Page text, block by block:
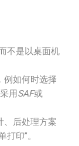
不是以桌面机
例如何时选择
用SAF或
、后处理方案
印”。